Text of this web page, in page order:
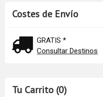
Costes de Envío
GRATIS *
Consultar Destinos
Tu Carrito (0)